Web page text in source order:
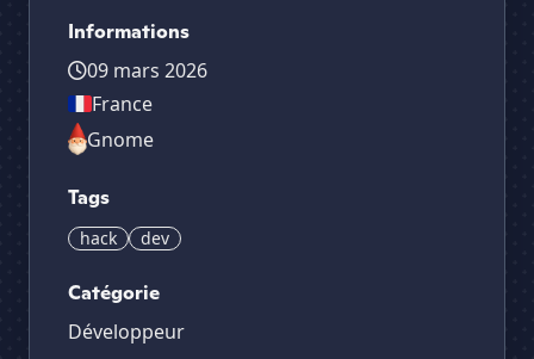
Informations
09 mars 2026
France
Gnome
Tags
hack dev
Catégorie
Développeur